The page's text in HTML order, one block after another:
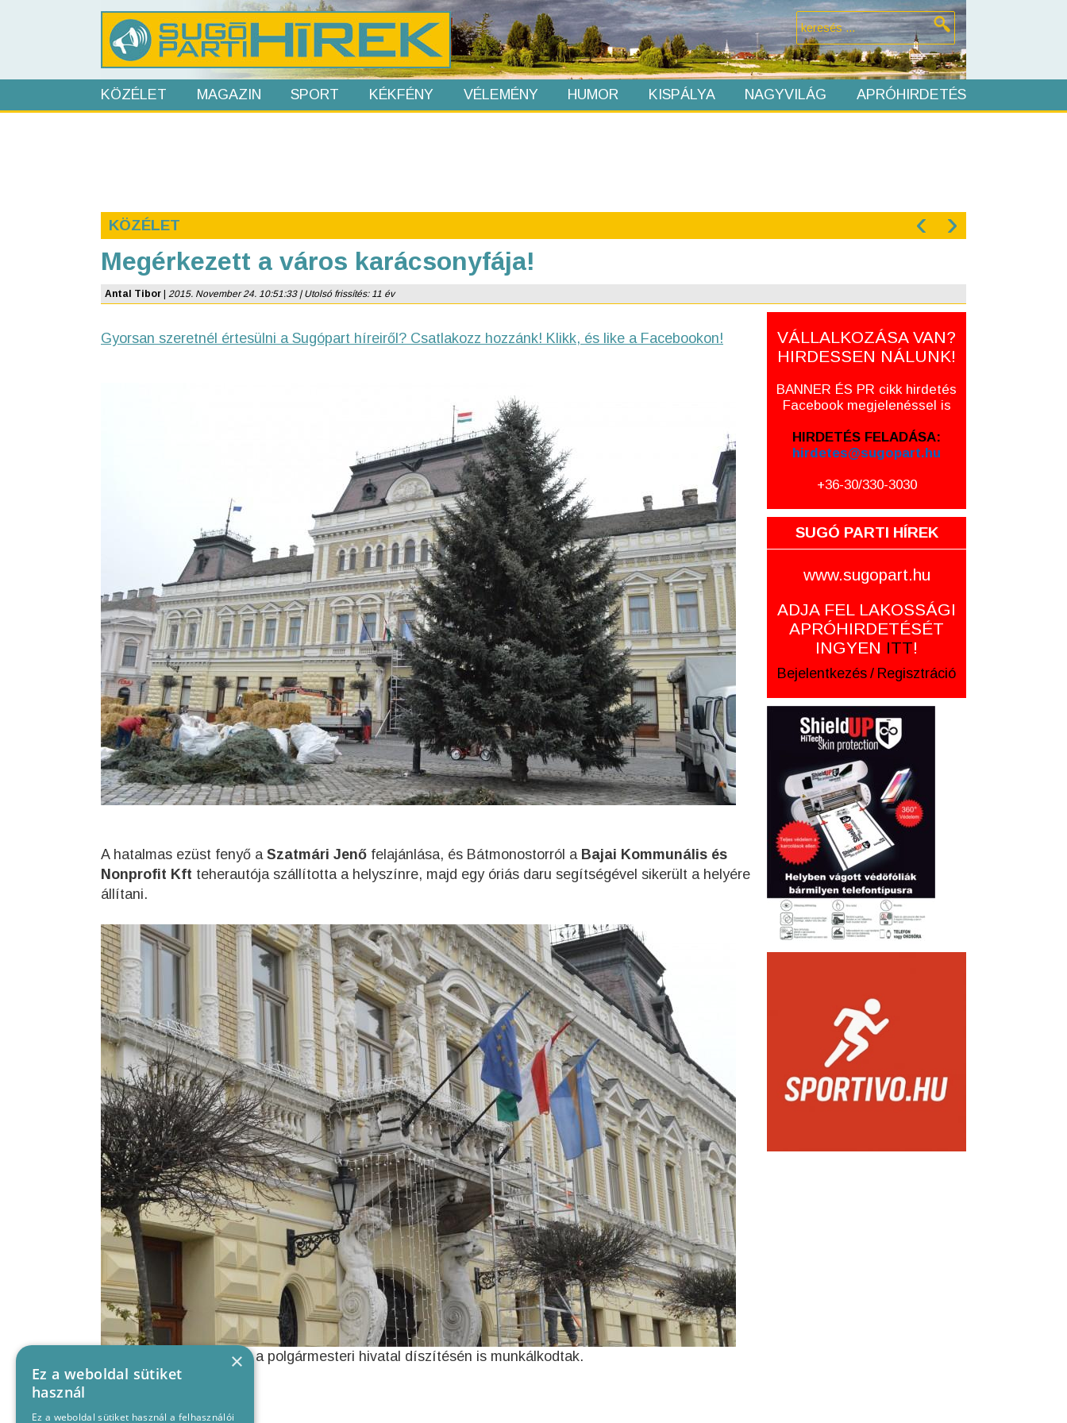
KÖZÉLET MAGAZIN SPORT KÉKFÉNY VÉLEMÉNY HUMOR KISPÁLYA NAGYVILÁG APRÓHIRDETÉS
KÖZÉLET ‹ ›
Megérkezett a város karácsonyfája!
Antal Tibor 2015. November 24. 10:51:33 | Utolsó frissítés: 11 év
Gyorsan szeretnél értesülni a Sugópart híreiről? Csatlakozz hozzánk! Klikk, és like a Facebookon!
A hatalmas ezüst fenyő a Szatmári Jenő felajánlása, és Bátmonostorról aBajai Kommunális és
Nonprofit Kft teherautója szállította a helyszínre, majd egy óriás daru segítségével sikerült a helyére
állítani.
Ez mellett kedd délelőtt a polgármesteri hivatal díszítésén is munkálkodtak.
VÁLLALKOZÁSA VAN?
HIRDESSEN NÁLUNK!
BANNER ÉS PR cikk hirdetés
Facebook megjelenéssel is
HIRDETÉS FELADÁSA:
hirdetes@sugopart.hu
+36-30/330-3030
SUGÓ PARTI HÍREK
www.sugopart.hu
ADJA FEL LAKOSSÁGI
APRÓHIRDETÉSÉT
INGYEN ITT!
Bejelentkezés / Regisztráció
×
Ez a weboldal sütiket
használ
Ez a weboldal sütiket használ a felhasználói